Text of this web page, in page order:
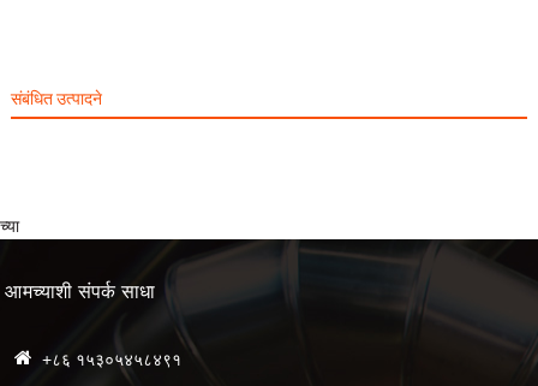
संबंधित उत्पादने
च्या
आमच्याशी संपर्क साधा
+८६ १५३०५४५८४९१